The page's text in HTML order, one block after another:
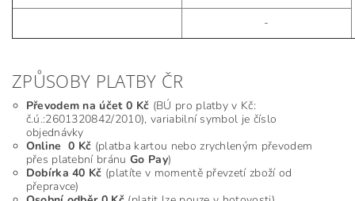
-
ZPŮSOBY PLATBY ČR
Převodem na účet 0 Kč (BÚ pro platby v Kč:
č.ú.:2601320842/2010), variabilní symbol je číslo
objednávky
Online 0 Kč (platba kartou nebo zrychleným převodem
přes platební bránu Go Pay)
Dobírka 40 Kč (platíte v momentě převzetí zboží od
přepravce)